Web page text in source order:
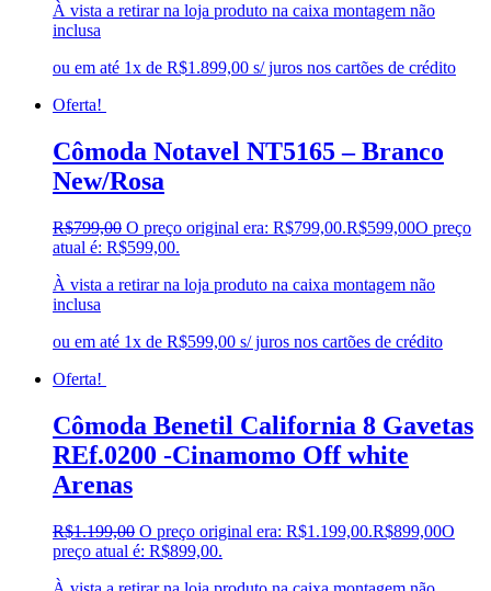
À vista a retirar na loja produto na caixa montagem não
inclusa
ou em até 1x de R$1.899,00 s/ juros nos cartões de crédito
Oferta!
Cômoda Notavel NT5165 – Branco
New/Rosa
R$799,00 O preço original era: R$799,00.R$599,00O preço
atual é: R$599,00.
À vista a retirar na loja produto na caixa montagem não
inclusa
ou em até 1x de R$599,00 s/ juros nos cartões de crédito
Oferta!
Cômoda Benetil California 8 Gavetas
REf.0200 -Cinamomo Off white
Arenas
R$1.199,00 O preço original era: R$1.199,00.R$899,00O
preço atual é: R$899,00.